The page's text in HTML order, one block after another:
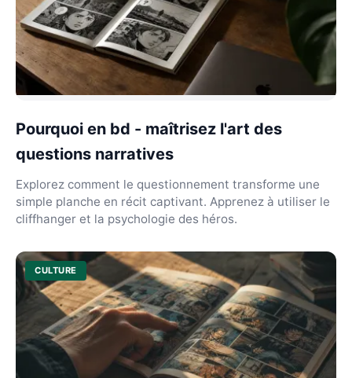
Pourquoi en bd - maîtrisez l'art des
questions narratives
Explorez comment le questionnement transforme une
simple planche en récit captivant. Apprenez à utiliser le
cliffhanger et la psychologie des héros.
CULTURE